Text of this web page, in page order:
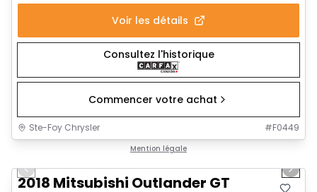
Voir les détails
Consultez l'historique
Commencer votre achat
Ste-Foy Chrysler #F0449
Mention légale
Previous slide Next
2018 Mitsubishi Outlander GT